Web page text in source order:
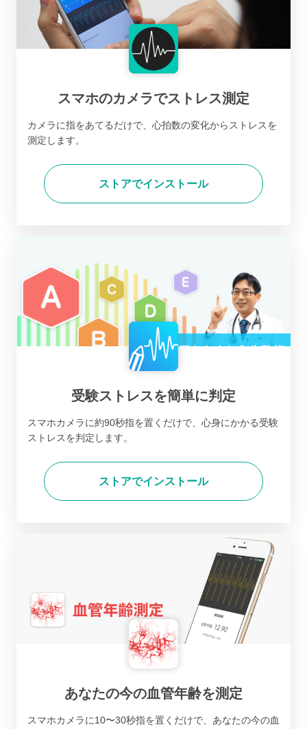
スマホのカメラでストレス測定
カメラに指をあてるだけで、心拍数の変化からストレスを
測定します。
ストアでインストール
受験ストレスを簡単に判定
スマホカメラに約90秒指を置くだけで、心身にかかる受験
ストレスを判定します。
ストアでインストール
あなたの今の血管年齢を測定
スマホカメラに10〜30秒指を置くだけで、あなたの今の血